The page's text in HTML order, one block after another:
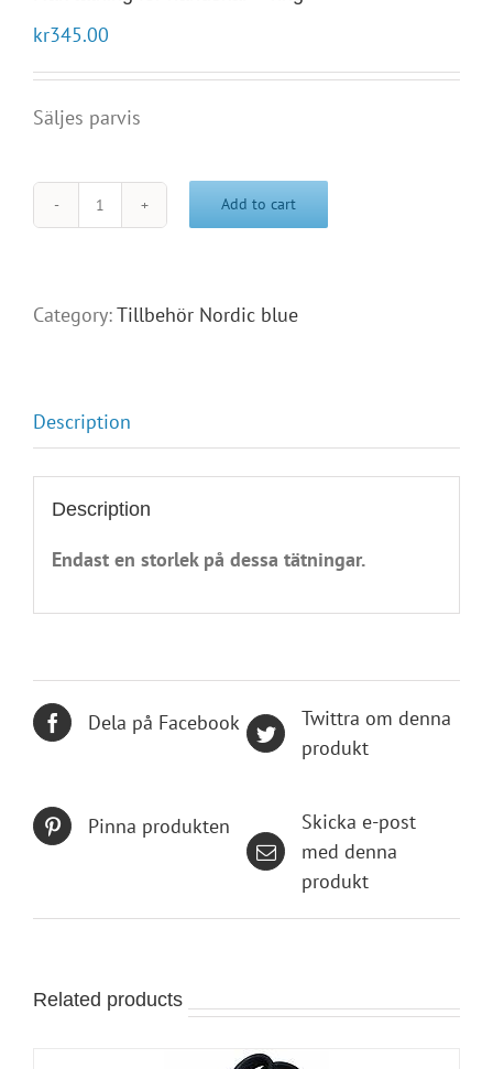
kr345.00
Säljes parvis
Rak
handskar
Add to cart
Category:Tillbehör Nordic blue
Description
Description
Endast en storlek på dessa tätningar.
Dela på Facebook
Twittra om denna
produkt
Pinna produkten
Skicka e-post
med denna
produkt
Related products